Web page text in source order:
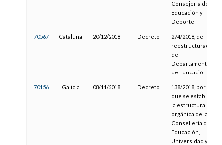
Consejería de
Educación y
Deporte
70567 Cataluña 20/12/2018 Decreto
274/2018, de
reestructuración
del
Departamento
de Educación
70156 Galicia 08/11/2018 Decreto
138/2018, por el
que se establece
la estructura
orgánica de la
Consellería de
Educación,
Universidad y